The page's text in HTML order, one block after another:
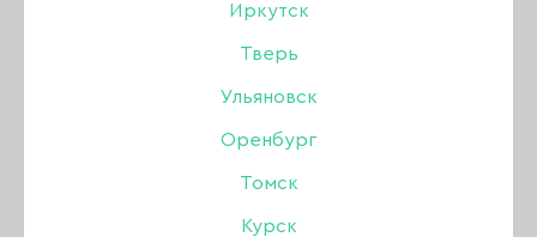
Иркутск
Тверь
Ульяновск
Оренбург
Томск
Курск